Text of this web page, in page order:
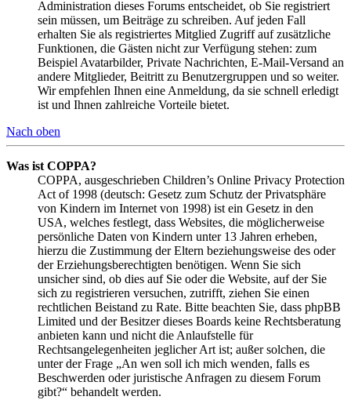
Administration dieses Forums entscheidet, ob Sie registriert
sein müssen, um Beiträge zu schreiben. Auf jeden Fall
erhalten Sie als registriertes Mitglied Zugriff auf zusätzliche
Funktionen, die Gästen nicht zur Verfügung stehen: zum
Beispiel Avatarbilder, Private Nachrichten, E-Mail-Versand an
andere Mitglieder, Beitritt zu Benutzergruppen und so weiter.
Wir empfehlen Ihnen eine Anmeldung, da sie schnell erledigt
ist und Ihnen zahlreiche Vorteile bietet.
Nach oben
Was ist COPPA?
COPPA, ausgeschrieben Children’s Online Privacy Protection
Act of 1998 (deutsch: Gesetz zum Schutz der Privatsphäre
von Kindern im Internet von 1998) ist ein Gesetz in den
USA, welches festlegt, dass Websites, die möglicherweise
persönliche Daten von Kindern unter 13 Jahren erheben,
hierzu die Zustimmung der Eltern beziehungsweise des oder
der Erziehungsberechtigten benötigen. Wenn Sie sich
unsicher sind, ob dies auf Sie oder die Website, auf der Sie
sich zu registrieren versuchen, zutrifft, ziehen Sie einen
rechtlichen Beistand zu Rate. Bitte beachten Sie, dass phpBB
Limited und der Besitzer dieses Boards keine Rechtsberatung
anbieten kann und nicht die Anlaufstelle für
Rechtsangelegenheiten jeglicher Art ist; außer solchen, die
unter der Frage „An wen soll ich mich wenden, falls es
Beschwerden oder juristische Anfragen zu diesem Forum
gibt?“ behandelt werden.